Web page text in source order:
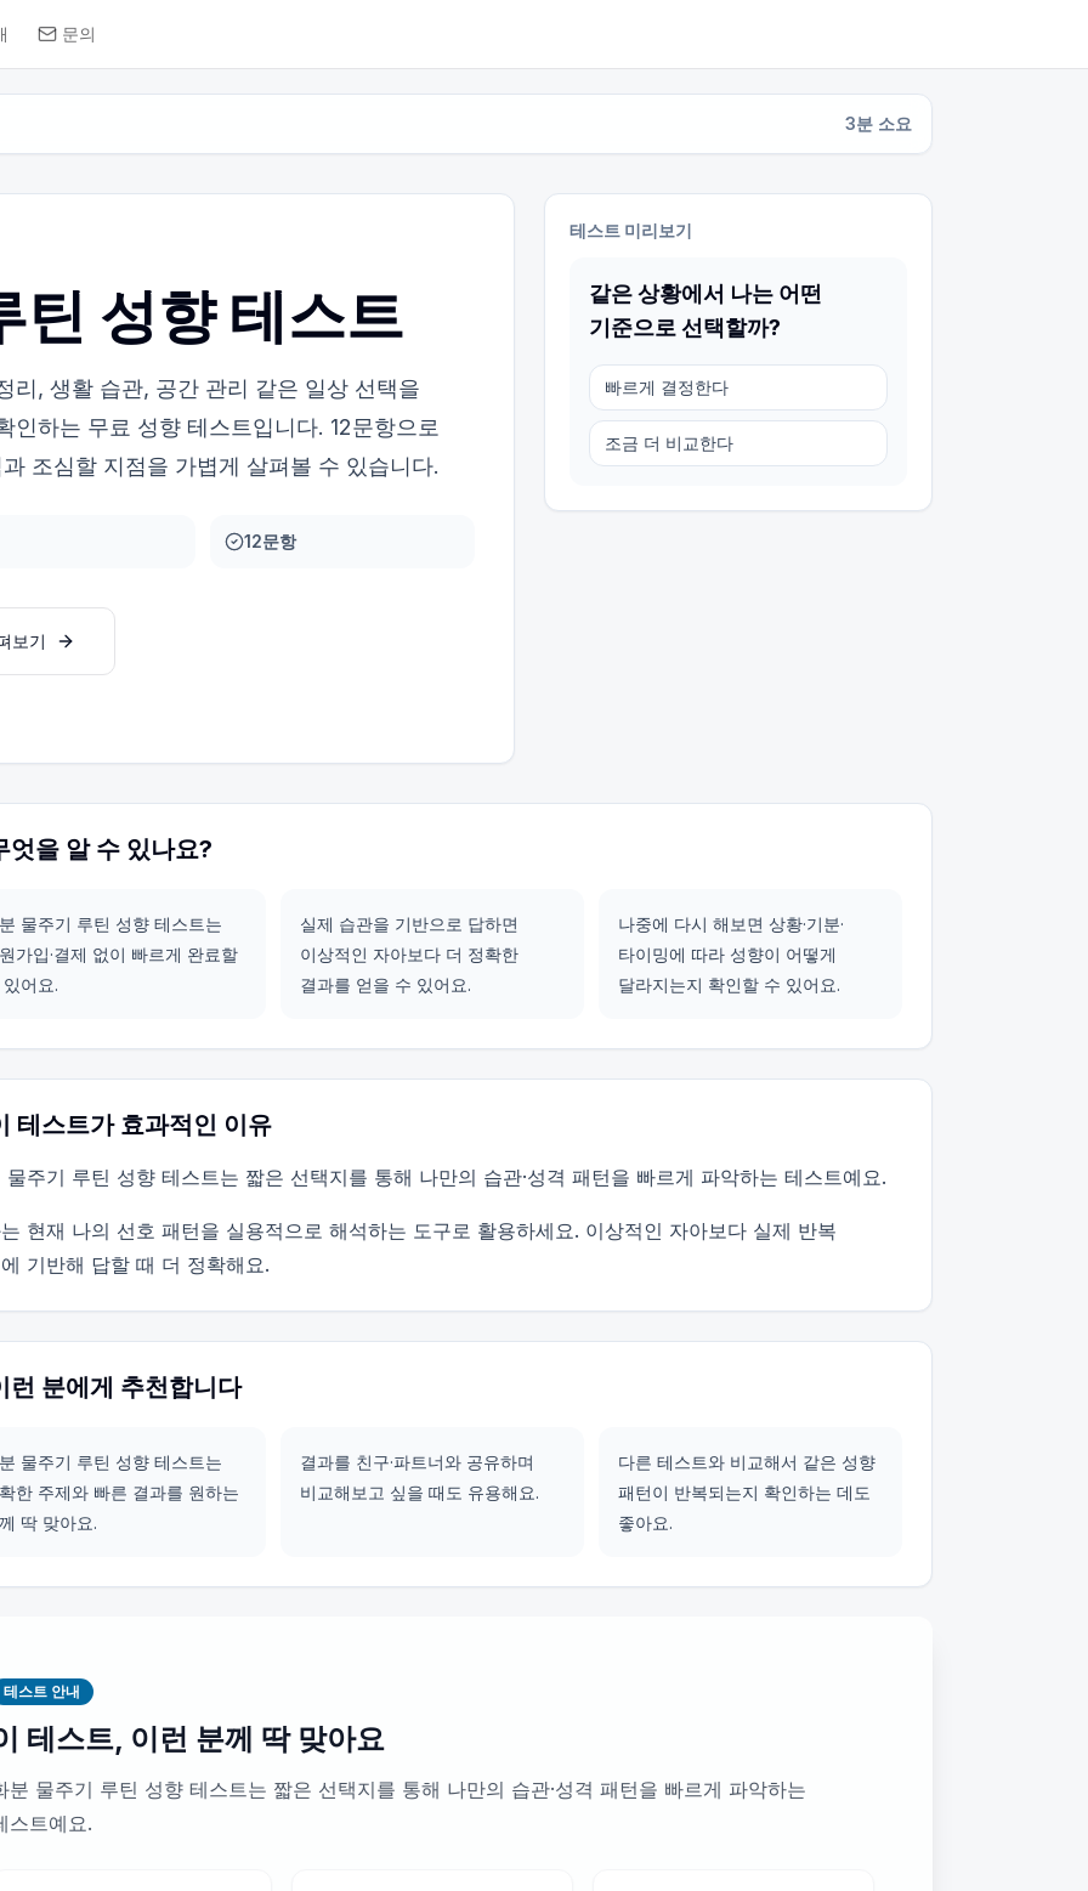
문의
3분 소요
틴 성향 테스트
리, 생활 습관, 공간 관리 같은 일상 선택을
인하는 무료 성향 테스트입니다. 12문항으로
조심할 지점을 가볍게 살펴볼 수 있습니다.
12문항
보기
테스트 미리보기
같은 상황에서 나는 어떤
기준으로 선택할까?
빠르게 결정한다
조금 더 비교한다
엇을 알 수 있나요?
물주기 루틴 성향 테스트는
가입·결제 없이 빠르게 완료할
어요.
실제 습관을 기반으로 답하면
이상적인 자아보다 더 정확한
결과를 얻을 수 있어요.
나중에 다시 해보면 상황·기분·
타이밍에 따라 성향이 어떻게
달라지는지 확인할 수 있어요.
테스트가 효과적인 이유
물주기 루틴 성향 테스트는 짧은 선택지를 통해 나만의 습관·성격 패턴을 빠르게 파악하는 테스트예요.
현재 나의 선호 패턴을 실용적으로 해석하는 도구로 활용하세요. 이상적인 자아보다 실제 반복
기반해 답할 때 더 정확해요.
런 분에게 추천합니다
물주기 루틴 성향 테스트는
한 주제와 빠른 결과를 원하는
딱 맞아요.
결과를 친구·파트너와 공유하며
비교해보고 싶을 때도 유용해요.
다른 테스트와 비교해서 같은 성향
패턴이 반복되는지 확인하는 데도
좋아요.
테스트 안내
테스트, 이런 분께 딱 맞아요
분 물주기 루틴 성향 테스트는 짧은 선택지를 통해 나만의 습관·성격 패턴을 빠르게 파악하는
스트예요.